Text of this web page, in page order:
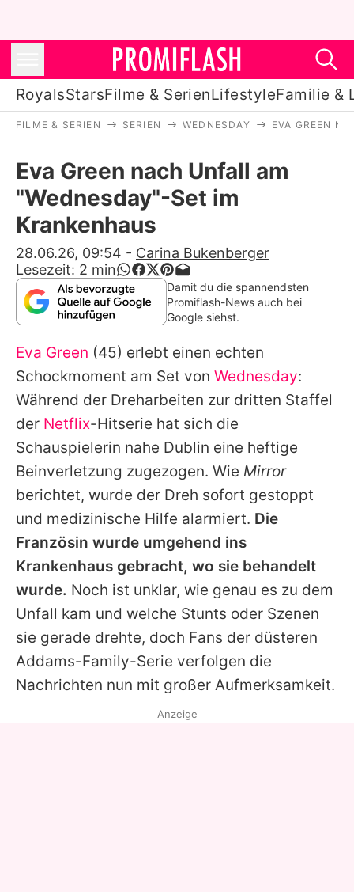
RoyalsStarsFilme & SerienLifestyleFamilie &
Stars
Filme & Serien
Lifestyle
Familie & Liebe
Promiflash Exklusiv
Alle Themen auf Promiflash
Jobs
App runterladen
Team
Redaktionelle Richtlinien
Impressum
Datenschutzerklärung
Nutzungsbedingungen
Utiq verwalten
FILME & SERIEN SERIEN WEDNESDAY EVA GREEN
Eva Green nach Unfall am
"Wednesday"-Set im
Krankenhaus
28.06.26, 09:54 - Carina Bukenberger
Lesezeit: 2 min
Damit du die spannendsten
Promiflash-News auch bei
Google siehst.
Eva Green (45) erlebt einen echten
Schockmoment am Set von Wednesday:
Während der Dreharbeiten zur dritten Staffel
der Netflix-Hitserie hat sich die
Schauspielerin nahe Dublin eine heftige
Beinverletzung zugezogen. Wie Mirror
berichtet, wurde der Dreh sofort gestoppt
und medizinische Hilfe alarmiert. Die
Französin wurde umgehend ins
Krankenhaus gebracht, wo sie behandelt
wurde. Noch ist unklar, wie genau es zu dem
Unfall kam und welche Stunts oder Szenen
sie gerade drehte, doch Fans der düsteren
Addams-Family-Serie verfolgen die
Nachrichten nun mit großer Aufmerksamkeit.
Anzeige